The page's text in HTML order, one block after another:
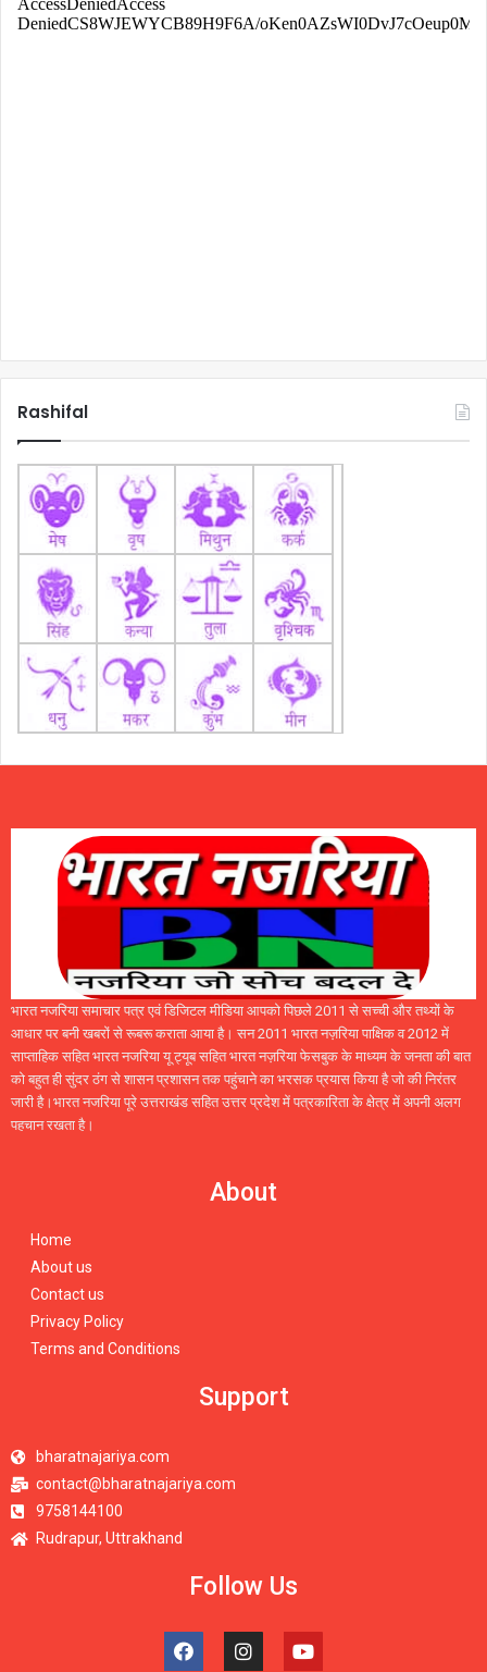
Rashifal
भारत नजरिया समाचार पत्र एवं डिजिटल मीडिया आपको पिछले 2011 से सच्ची और तथ्यों के
आधार पर बनी खबरों से रूबरू कराता आया है। सन 2011 भारत नज़रिया पाक्षिक व 2012 में
साप्ताहिक सहित भारत नजरिया यू ट्यूब सहित भारत नज़रिया फेसबुक के माध्यम के जनता की बात
को बहुत ही सुंदर ठंग से शासन प्रशासन तक पहुंचाने का भरसक प्रयास किया है जो की निरंतर
जारी है।भारत नजरिया पूरे उत्तराखंड सहित उत्तर प्रदेश में पत्रकारिता के क्षेत्र में अपनी अलग
पहचान रखता है।
About
Home
About us
Contact us
Privacy Policy
Terms and Conditions
Support
bharatnajariya.com
contact@bharatnajariya.com
9758144100
Rudrapur, Uttrakhand
Follow Us